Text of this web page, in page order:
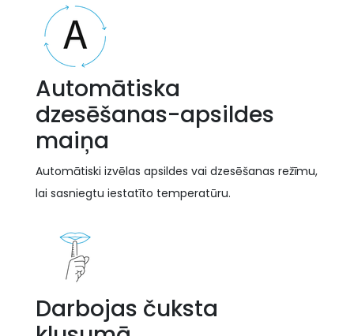
Automātiska
dzesēšanas-apsildes
maiņa
Automātiski izvēlas apsildes vai dzesēšanas režīmu,
lai sasniegtu iestatīto temperatūru.
Darbojas čuksta